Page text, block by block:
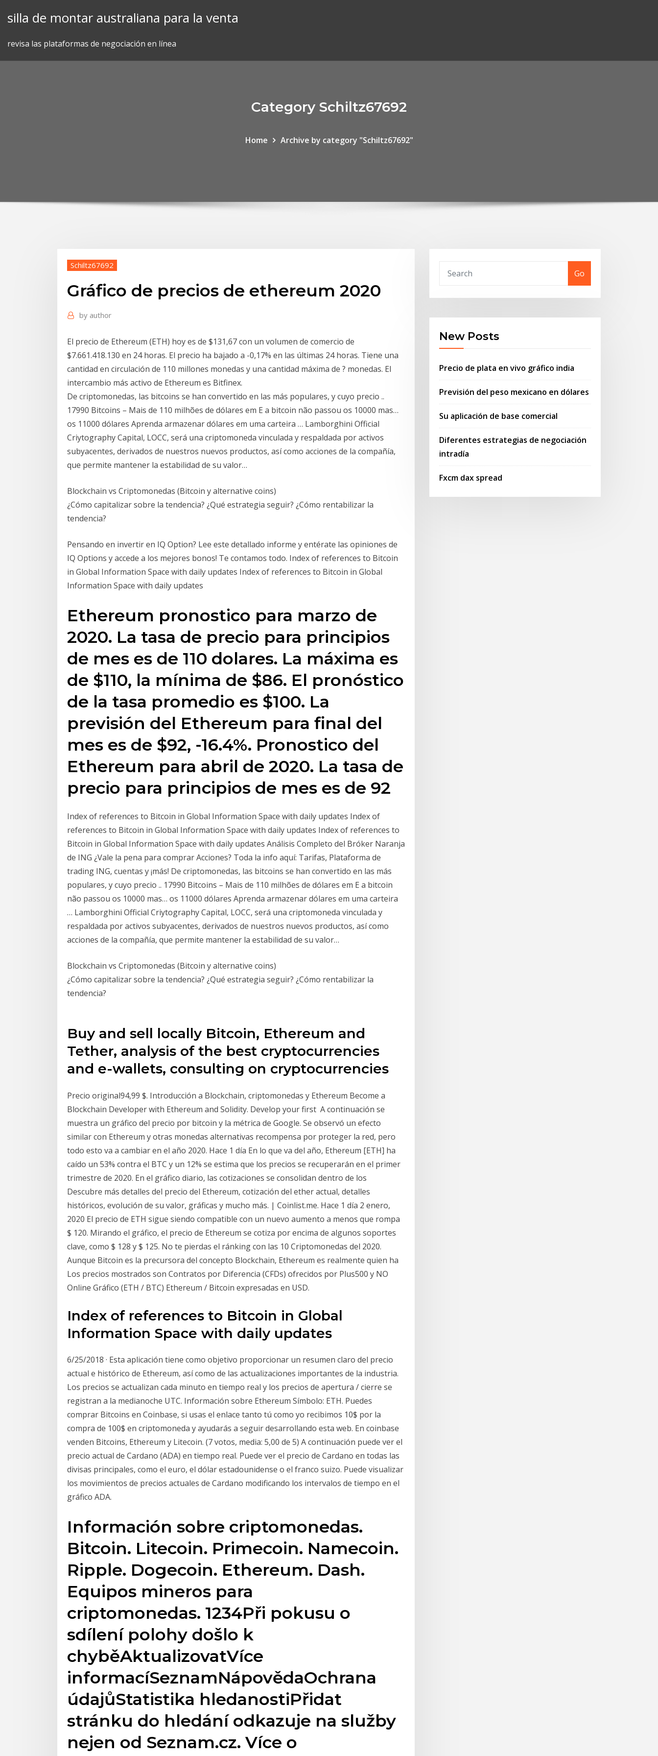
silla de montar australiana para la venta
revisa las plataformas de negociación en línea
Category Schiltz67692
Home Archive by category "Schiltz67692"
Schiltz67692
Gráfico de precios de ethereum 2020
by author
El precio de Ethereum (ETH) hoy es de $131,67 con un volumen de comercio de
$7.661.418.130 en 24 horas. El precio ha bajado a -0,17% en las últimas 24 horas. Tiene una
cantidad en circulación de 110 millones monedas y una cantidad máxima de ? monedas. El
intercambio más activo de Ethereum es Bitfinex.
De criptomonedas, las bitcoins se han convertido en las más populares, y cuyo precio ..
17990 Bitcoins – Mais de 110 milhões de dólares em E a bitcoin não passou os 10000 mas…
os 11000 dólares Aprenda armazenar dólares em uma carteira … Lamborghini Official
Criytography Capital, LOCC, será una criptomoneda vinculada y respaldada por activos
subyacentes, derivados de nuestros nuevos productos, así como acciones de la compañía,
que permite mantener la estabilidad de su valor…
Blockchain vs Criptomonedas (Bitcoin y alternative coins)
¿Cómo capitalizar sobre la tendencia? ¿Qué estrategia seguir? ¿Cómo rentabilizar la
tendencia?
Pensando en invertir en IQ Option? Lee este detallado informe y entérate las opiniones de
IQ Options y accede a los mejores bonos! Te contamos todo. Index of references to Bitcoin
in Global Information Space with daily updates Index of references to Bitcoin in Global
Information Space with daily updates
Ethereum pronostico para marzo de
2020. La tasa de precio para principios
de mes es de 110 dolares. La máxima es
de $110, la mínima de $86. El pronóstico
de la tasa promedio es $100. La
previsión del Ethereum para final del
mes es de $92, -16.4%. Pronostico del
Ethereum para abril de 2020. La tasa de
precio para principios de mes es de 92
Index of references to Bitcoin in Global Information Space with daily updates Index of
references to Bitcoin in Global Information Space with daily updates Index of references to
Bitcoin in Global Information Space with daily updates Análisis Completo del Bróker Naranja
de ING ¿Vale la pena para comprar Acciones? Toda la info aquí: Tarifas, Plataforma de
trading ING, cuentas y ¡más! De criptomonedas, las bitcoins se han convertido en las más
populares, y cuyo precio .. 17990 Bitcoins – Mais de 110 milhões de dólares em E a bitcoin
não passou os 10000 mas… os 11000 dólares Aprenda armazenar dólares em uma carteira
… Lamborghini Official Criytography Capital, LOCC, será una criptomoneda vinculada y
respaldada por activos subyacentes, derivados de nuestros nuevos productos, así como
acciones de la compañía, que permite mantener la estabilidad de su valor…
Blockchain vs Criptomonedas (Bitcoin y alternative coins)
¿Cómo capitalizar sobre la tendencia? ¿Qué estrategia seguir? ¿Cómo rentabilizar la
tendencia?
Buy and sell locally Bitcoin, Ethereum and
Tether, analysis of the best cryptocurrencies
and e-wallets, consulting on cryptocurrencies
Precio original94,99 $. Introducción a Blockchain, criptomonedas y Ethereum Become a
Blockchain Developer with Ethereum and Solidity. Develop your first A continuación se
muestra un gráfico del precio por bitcoin y la métrica de Google. Se observó un efecto
similar con Ethereum y otras monedas alternativas recompensa por proteger la red, pero
todo esto va a cambiar en el año 2020. Hace 1 día En lo que va del año, Ethereum [ETH] ha
caído un 53% contra el BTC y un 12% se estima que los precios se recuperarán en el primer
trimestre de 2020. En el gráfico diario, las cotizaciones se consolidan dentro de los
Descubre más detalles del precio del Ethereum, cotización del ether actual, detalles
históricos, evolución de su valor, gráficas y mucho más. | Coinlist.me. Hace 1 día 2 enero,
2020 El precio de ETH sigue siendo compatible con un nuevo aumento a menos que rompa
$ 120. Mirando el gráfico, el precio de Ethereum se cotiza por encima de algunos soportes
clave, como $ 128 y $ 125. No te pierdas el ránking con las 10 Criptomonedas del 2020.
Aunque Bitcoin es la precursora del concepto Blockchain, Ethereum es realmente quien ha
Los precios mostrados son Contratos por Diferencia (CFDs) ofrecidos por Plus500 y NO
Online Gráfico (ETH / BTC) Ethereum / Bitcoin expresadas en USD.
Index of references to Bitcoin in Global
Information Space with daily updates
6/25/2018 · Esta aplicación tiene como objetivo proporcionar un resumen claro del precio
actual e histórico de Ethereum, así como de las actualizaciones importantes de la industria.
Los precios se actualizan cada minuto en tiempo real y los precios de apertura / cierre se
registran a la medianoche UTC. Información sobre Ethereum Símbolo: ETH. Puedes
comprar Bitcoins en Coinbase, si usas el enlace tanto tú como yo recibimos 10$ por la
compra de 100$ en criptomoneda y ayudarás a seguir desarrollando esta web. En coinbase
venden Bitcoins, Ethereum y Litecoin. (7 votos, media: 5,00 de 5) A continuación puede ver el
precio actual de Cardano (ADA) en tiempo real. Puede ver el precio de Cardano en todas las
divisas principales, como el euro, el dólar estadounidense o el franco suizo. Puede visualizar
los movimientos de precios actuales de Cardano modificando los intervalos de tiempo en el
gráfico ADA.
Información sobre criptomonedas.
Bitcoin. Litecoin. Primecoin. Namecoin.
Ripple. Dogecoin. Ethereum. Dash.
Equipos mineros para
criptomonedas. 1234Při pokusu o
sdílení polohy došlo k
chyběAktualizovatVíce
informacíSeznamNápovědaOchrana
údajůStatistika hledanostiPřidat
stránku do hledání odkazuje na služby
nejen od Seznam.cz. Více o
Go
New Posts
Precio de plata en vivo gráfico india
Previsión del peso mexicano en dólares
Su aplicación de base comercial
Diferentes estrategias de negociación
intradía
Fxcm dax spread